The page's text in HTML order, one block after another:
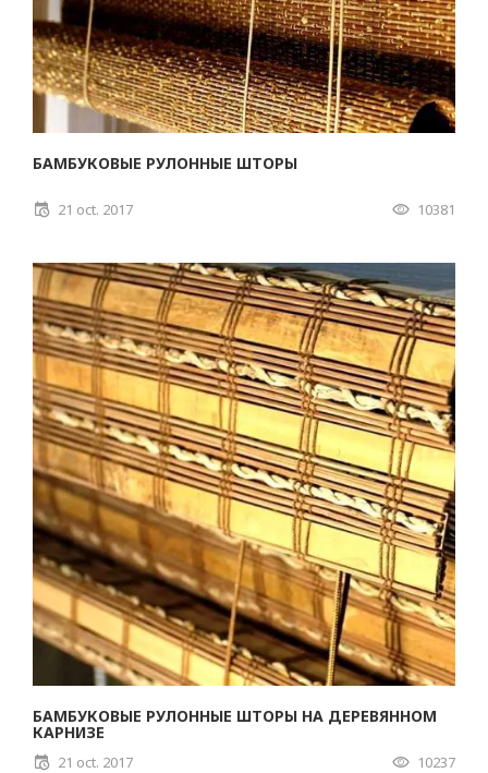
БАМБУКОВЫЕ РУЛОННЫЕ ШТОРЫ
21 oct. 2017 10381
БАМБУКОВЫЕ РУЛОННЫЕ ШТОРЫ НА ДЕРЕВЯННОМ
КАРНИЗЕ
21 oct. 2017 10237